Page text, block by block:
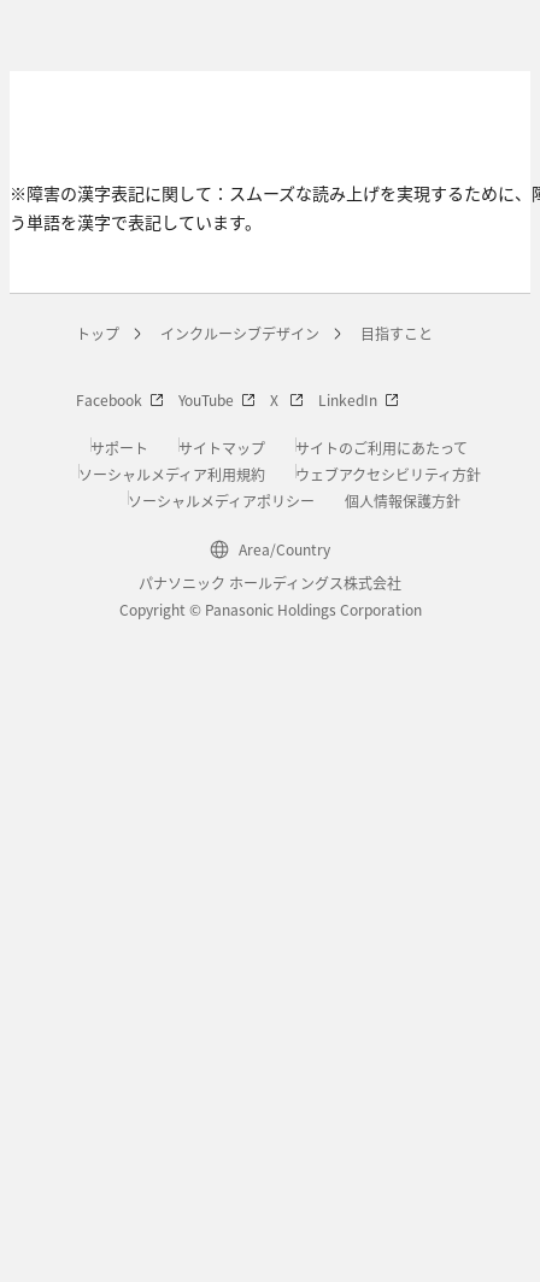
※障害の漢字表記に関して：スムーズな読み上げを実現するために、
う単語を漢字で表記しています。
トップ インクルーシブデザイン 目指すこと
Facebook YouTube X LinkedIn
サポート サイトマップ
サイトのご利用にあたって
ソーシャルメディア利用規約
ウェブアクセシビリティ方針
ソーシャルメディアポリシー
個人情報保護方針
Area/Country
パナソニック ホールディングス株式会社
Copyright © Panasonic Holdings Corporation